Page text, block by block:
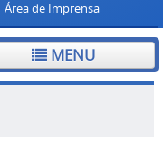
Área de Imprensa
MENU